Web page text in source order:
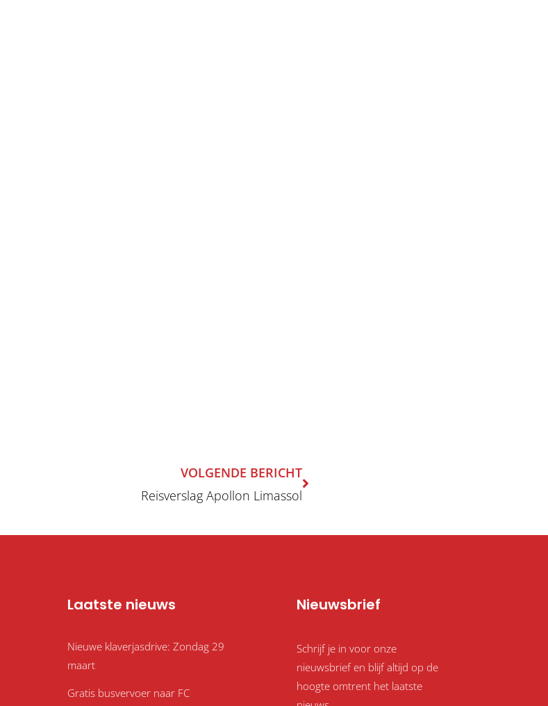
VOLGENDE BERICHT
Reisverslag Apollon Limassol
Laatste nieuws
Nieuwe klaverjasdrive: Zondag 29
maart
Gratis busvervoer naar FC
Nieuwsbrief
Schrijf je in voor onze
nieuwsbrief en blijf altijd op de
hoogte omtrent het laatste